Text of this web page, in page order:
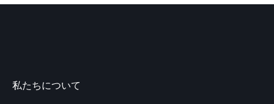
私たちについて